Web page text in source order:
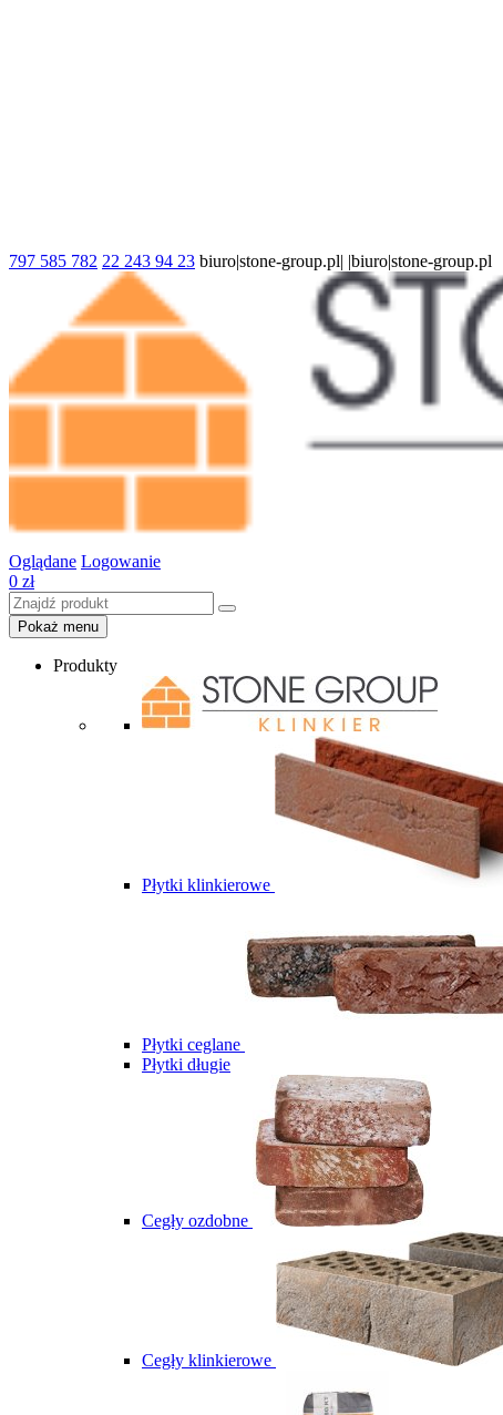
797 585 782 22 243 94 23 biuro|stone-group.pl| |biuro|stone-group.pl
Oglądane Logowanie
0 zł
Pokaż menu
Produkty
Płytki klinkierowe
Płytki ceglane
Płytki długie
Cegły ozdobne
Cegły klinkierowe